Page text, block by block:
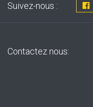
Suivez-nous :
Contactez nous: